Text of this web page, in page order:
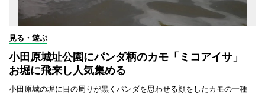
見る・遊ぶ
小田原城址公園にパンダ柄のカモ「ミコアイサ」
お堀に飛来し人気集める
小田原城の堀に目の周りが黒くパンダを思わせる顔をしたカモの一種